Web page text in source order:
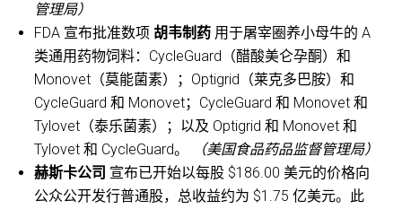
管理局）
FDA 宣布批准数项胡韦制药 用于屠宰圈养小母牛的 A
类通用药物饲料：CycleGuard（醋酸美仑孕酮）和
Monovet（莫能菌素）；Optigrid（莱克多巴胺）和
CycleGuard 和 Monovet；CycleGuard 和 Monovet 和
Tylovet（泰乐菌素）；以及 Optigrid 和 Monovet 和
Tylovet 和 CycleGuard。
（美国食品药品监督管理局）
赫斯卡公司 宣布已开始以每股 $186.00 美元的价格向
公众公开发行普通股，总收益约为 $1.75 亿美元。此